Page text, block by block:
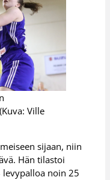
Ville
sijaan, niin
Hän tilastoi
levypalloa noin 25